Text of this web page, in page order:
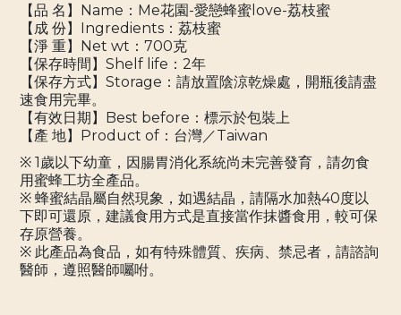
【品 名】Name：Me花園-愛戀蜂蜜love-荔枝蜜
【成 份】Ingredients：荔枝蜜
【淨 重】Net wt：700克
【保存時間】Shelf life：2年
【保存方式】Storage：請放置陰涼乾燥處，開瓶後請盡
速食用完畢。
【有效日期】Best before：標示於包裝上
【產 地】Product of：台灣／Taiwan
※ 1歲以下幼童，因腸胃消化系統尚未完善發育，請勿食
用蜜蜂工坊全產品。
※ 蜂蜜結晶屬自然現象，如遇結晶，請隔水加熱40度以
下即可還原，建議食用方式是直接當作抹醬食用，較可保
存原營養。
※ 此產品為食品，如有特殊體質、疾病、禁忌者，請諮詢
醫師，遵照醫師囑咐。